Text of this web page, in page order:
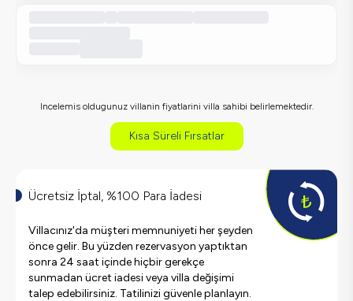
Incelemis oldugunuz villanin fiyatlarini villa sahibi belirlemektedir.
Kısa Süreli Fırsatlar
Ücretsiz İptal, %100 Para İadesi
Villacınız'da müşteri memnuniyeti her şeyden
önce gelir. Bu yüzden rezervasyon yaptıktan
sonra 24 saat içinde hiçbir gerekçe
sunmadan ücret iadesi veya villa değişimi
talep edebilirsiniz. Tatilinizi güvenle planlayın.